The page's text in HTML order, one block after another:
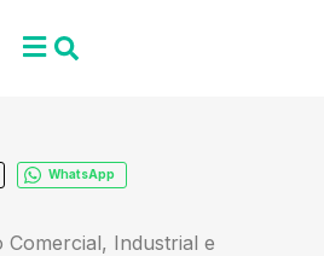
WhatsApp
Comercial, Industrial e